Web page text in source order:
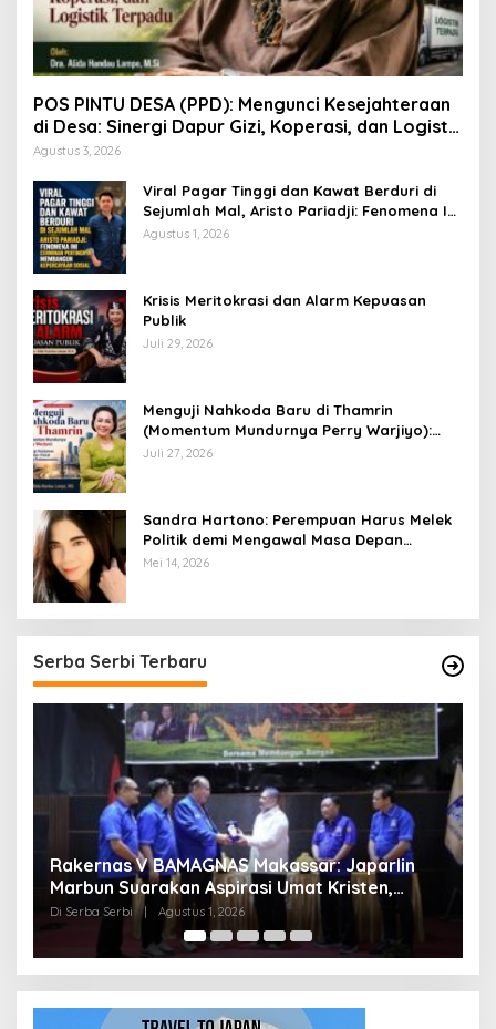
POS PINTU DESA (PPD): Mengunci Kesejahteraan
di Desa: Sinergi Dapur Gizi, Koperasi, dan Logistik
Terpadu
Agustus 3, 2026
Viral Pagar Tinggi dan Kawat Berduri di
Sejumlah Mal, Aristo Pariadji: Fenomena Ini
Cerminan Pentingnya Membangun
Agustus 1, 2026
​Krisis Meritokrasi dan Alarm Kepuasan
Publik
Juli 29, 2026
​Menguji Nahkoda Baru di Thamrin
(Momentum Mundurnya Perry Warjiyo):
Sinergi Kebijakan Moneter-Fiskal di Era
Juli 27, 2026
Sandra Hartono: Perempuan Harus Melek
Politik demi Mengawal Masa Depan
Bangsa
Mei 14, 2026
Serba Serbi Terbaru
Momentum Kesatuan Doa Nasional 2026
Bakal Digelar di HUT RI Ke-81, Seluruh Aras
Gereja Bersatu Doakan Indonesia
Di Serba Serbi Juli 21, 2026